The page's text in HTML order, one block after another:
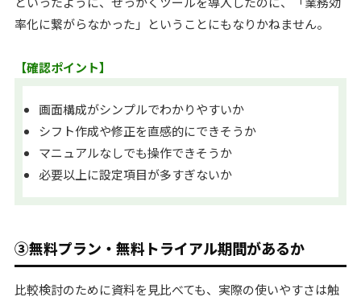
率化に繋がらなかった」ということにもなりかねません。
【確認ポイント】
画面構成がシンプルでわかりやすいか
シフト作成や修正を直感的にできそうか
マニュアルなしでも操作できそうか
必要以上に設定項目が多すぎないか
③無料プラン・無料トライアル期間があるか
比較検討のために資料を見比べても、実際の使いやすさは触